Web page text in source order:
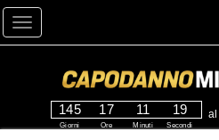
Toggle navigation
145
Giorni
17
Ore
11
Minuti
19
Secondi
al